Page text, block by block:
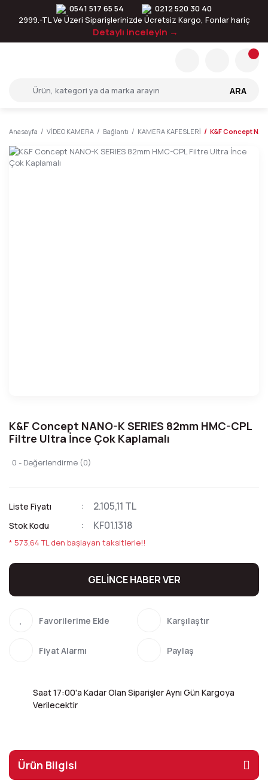
0541 517 65 54
0212 520 30 40
2999.-TL Ve Üzeri Siparişlerinizde Ücretsiz Kargo, Fonlar hariç
Detaylı inceleyin →
ARA
Anasayfa VİDEO KAMERA Bağlantı KAMERA KAFESLERİ K&F Concept
K&F Concept NANO-K SERIES 82mm HMC-CPL
Filtre Ultra İnce Çok Kaplamalı
0 - Değerlendirme (0)
Liste Fiyatı 2.105,11 TL
Stok Kodu KF01.1318
* 573,64 TL den başlayan taksitlerle!!
GELİNCE HABER VER
Karşılaştır
Fiyat Alarmı Paylaş
Saat 17:00'a Kadar Olan Siparişler Aynı Gün Kargoya
Verilecektir
Ürün Bilgisi